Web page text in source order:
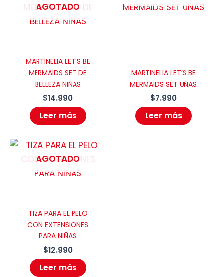
AGOTADO
MARTINELIA LET’S BE
MERMAIDS SET DE
BELLEZA NIÑAS
$14.990
Leer más
MARTINELIA LET’S BE
MERMAIDS SET UÑAS
$7.990
Leer más
AGOTADO
TIZA PARA EL PELO
CON EXTENSIONES
PARA NIÑAS
$12.990
Leer más